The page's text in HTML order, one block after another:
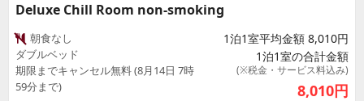
Deluxe Chill Room non-smoking
朝食なし
ダブルベッド
期限までキャンセル無料 (8月14日 7時
59分まで)
1泊1室平均金額 8,010円
1泊1室の合計金額
(※税金・サービス料込み)
8,010円